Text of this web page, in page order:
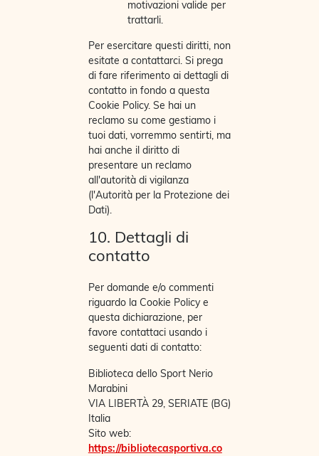
motivazioni valide per
trattarli.
Per esercitare questi diritti, non
esitate a contattarci. Si prega
di fare riferimento ai dettagli di
contatto in fondo a questa
Cookie Policy. Se hai un
reclamo su come gestiamo i
tuoi dati, vorremmo sentirti, ma
hai anche il diritto di
presentare un reclamo
all'autorità di vigilanza
(l'Autorità per la Protezione dei
Dati).
10. Dettagli di
contatto
Per domande e/o commenti
riguardo la Cookie Policy e
questa dichiarazione, per
favore contattaci usando i
seguenti dati di contatto:
Biblioteca dello Sport Nerio
Marabini
VIA LIBERTÀ 29, SERIATE (BG)
Italia
Sito web:
https://bibliotecasportiva.co